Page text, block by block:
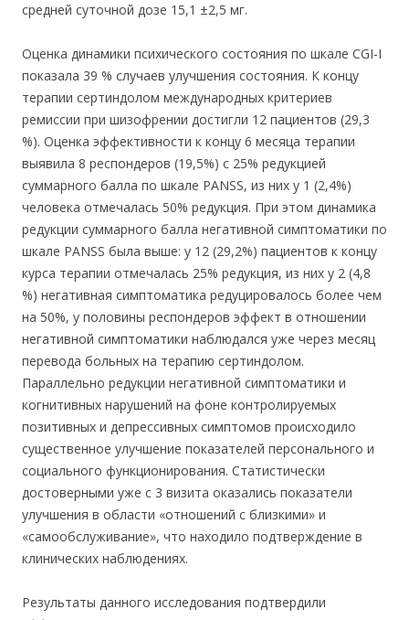
средней суточной дозе 15,1 ±2,5 мг.
Оценка динамики психического состояния по шкале CGI-I
показала 39 % случаев улучшения состояния. К концу
терапии сертиндолом международных критериев
ремиссии при шизофрении достигли 12 пациентов (29,3
%). Оценка эффективности к концу 6 месяца терапии
выявила 8 респондеров (19,5%) с 25% редукцией
суммарного балла по шкале PANSS, из них у 1 (2,4%)
человека отмечалась 50% редукция. При этом динамика
редукции суммарного балла негативной симптоматики по
шкале PANSS была выше: у 12 (29,2%) пациентов к концу
курса терапии отмечалась 25% редукция, из них у 2 (4,8
%) негативная симптоматика редуцировалось более чем
на 50%, у половины респондеров эффект в отношении
негативной симптоматики наблюдался уже через месяц
перевода больных на терапию сертиндолом.
Параллельно редукции негативной симптоматики и
когнитивных нарушений на фоне контролируемых
позитивных и депрессивных симптомов происходило
существенное улучшение показателей персонального и
социального функционирования. Статистически
достоверными уже с 3 визита оказались показатели
улучшения в области «отношений с близкими» и
«самообслуживание», что находило подтверждение в
клинических наблюдениях.
Результаты данного исследования подтвердили